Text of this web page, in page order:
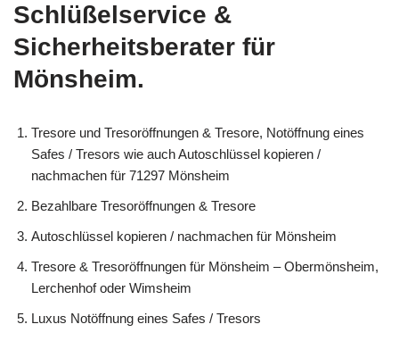
Schlüßelservice &
Sicherheitsberater für
Mönsheim.
Tresore und Tresoröffnungen & Tresore, Notöffnung eines
Safes / Tresors wie auch Autoschlüssel kopieren /
nachmachen für 71297 Mönsheim
Bezahlbare Tresoröffnungen & Tresore
Autoschlüssel kopieren / nachmachen für Mönsheim
Tresore & Tresoröffnungen für Mönsheim – Obermönsheim,
Lerchenhof oder Wimsheim
Luxus Notöffnung eines Safes / Tresors